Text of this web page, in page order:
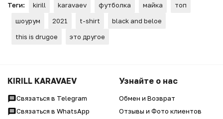
Теги: kirill karavaev футболка майка
топ
шоурум
2021 t-shirt
black and beloe
this is drugoe
это другое
KIRILL KARAVAEV
Связаться в Telegram
Связаться в WhatsApp
Узнайте о нас
Обмен и Возврат
Отзывы и Фото клиентов